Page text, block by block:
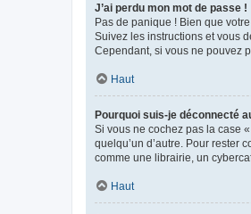
J’ai perdu mon mot de passe !
Pas de panique ! Bien que
Suivez les instructions et vous
Cependant, si vous ne pouvez
Haut
Pourquoi suis-je déconnecté
Si vous ne cochez pas la case
quelqu’un d’autre. Pour rester
comme une librairie, un
Haut